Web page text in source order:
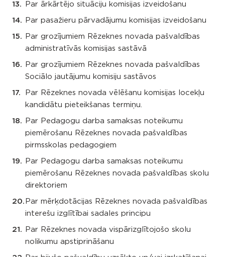
Par ārkārtējo situāciju komisijas izveidošanu
Par pasažieru pārvadājumu komisijas izveidošanu
Par grozījumiem Rēzeknes novada pašvaldības
administratīvās komisijas sastāvā
Par grozījumiem Rēzeknes novada pašvaldības
Sociālo jautājumu komisiju sastāvos
Par Rēzeknes novada vēlēšanu komisijas locekļu
kandidātu pieteikšanas termiņu.
Par Pedagogu darba samaksas noteikumu
piemērošanu Rēzeknes novada pašvaldības
pirmsskolas pedagogiem
Par Pedagogu darba samaksas noteikumu
piemērošanu Rēzeknes novada pašvaldības skolu
direktoriem
Par mērķdotācijas Rēzeknes novada pašvaldības
interešu izglītībai sadales principu
Par Rēzeknes novada vispārizglītojošo skolu
nolikumu apstiprināšanu